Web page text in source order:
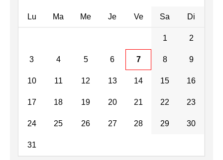
Lu Ma Me Je Ve Sa Di
1 2
3 4 5 6 7 8 9
10 11 12 13 14 15 16
17 18 19 20 21 22 23
24 25 26 27 28 29 30
31